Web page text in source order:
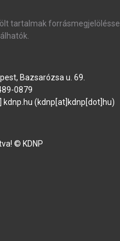
tartalmak forrásmegjelöléssel
Bazsarózsa u. 69.
0879
kdnp.hu (kdnp[at]kdnp[dot]hu)
© KDNP